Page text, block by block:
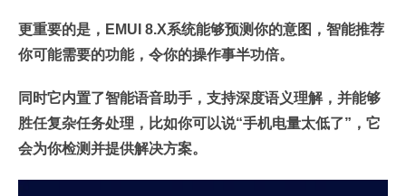
更重要的是，EMUI 8.X系统能够预测你的意图，智能推荐
你可能需要的功能，令你的操作事半功倍。
同时它内置了智能语音助手，支持深度语义理解，并能够
胜任复杂任务处理，比如你可以说“手机电量太低了”，它
会为你检测并提供解决方案。